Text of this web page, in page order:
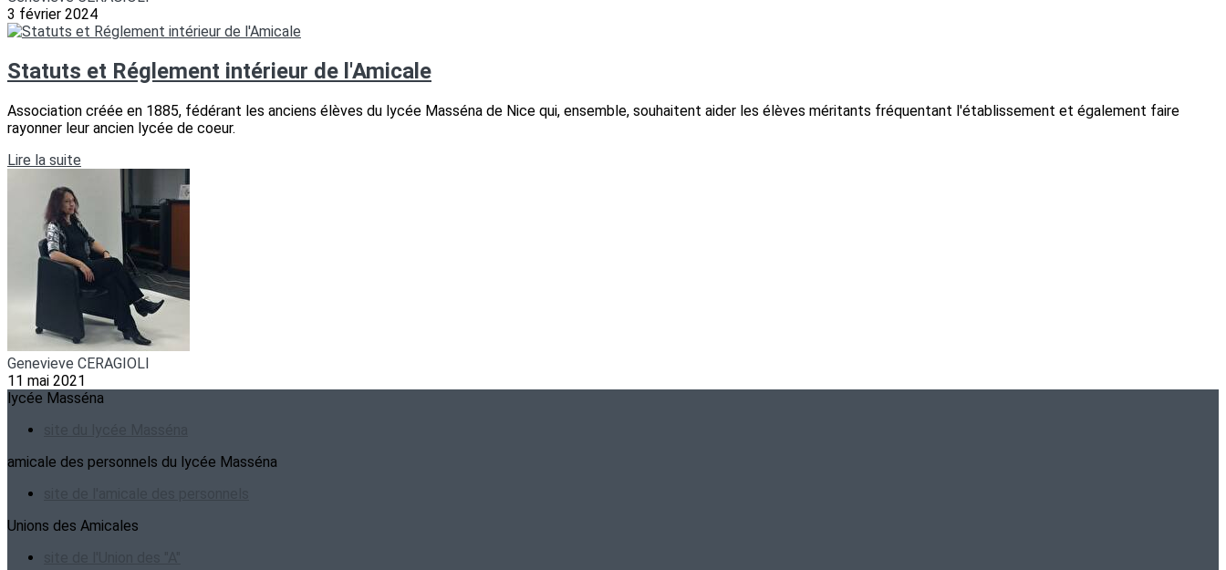
3 février 2024
Statuts et Réglement intérieur de l'Amicale
Association créée en 1885, fédérant les anciens élèves du lycée Masséna de Nice qui, ensemble, souhaitent aider les élèves méritants fréquentant l'établissement et également faire
rayonner leur ancien lycée de coeur.
Lire la suite
Genevieve CERAGIOLI
11 mai 2021
lycée Masséna
amicale des personnels du lycée Masséna
Unions des Amicales